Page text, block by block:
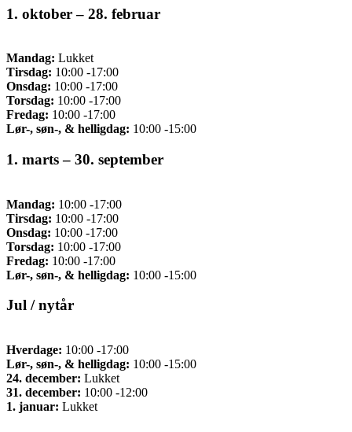
1. oktober – 28. februar
Mandag: Lukket
Tirsdag: 10:00 -17:00
Onsdag: 10:00 -17:00
Torsdag: 10:00 -17:00
Fredag: 10:00 -17:00
Lør-, søn-, & helligdag: 10:00 -15:00
1. marts – 30. september
Mandag: 10:00 -17:00
Tirsdag: 10:00 -17:00
Onsdag: 10:00 -17:00
Torsdag: 10:00 -17:00
Fredag: 10:00 -17:00
Lør-, søn-, & helligdag: 10:00 -15:00
Jul / nytår
Hverdage: 10:00 -17:00
Lør-, søn-, & helligdag: 10:00 -15:00
24. december: Lukket
31. december: 10:00 -12:00
1. januar: Lukket